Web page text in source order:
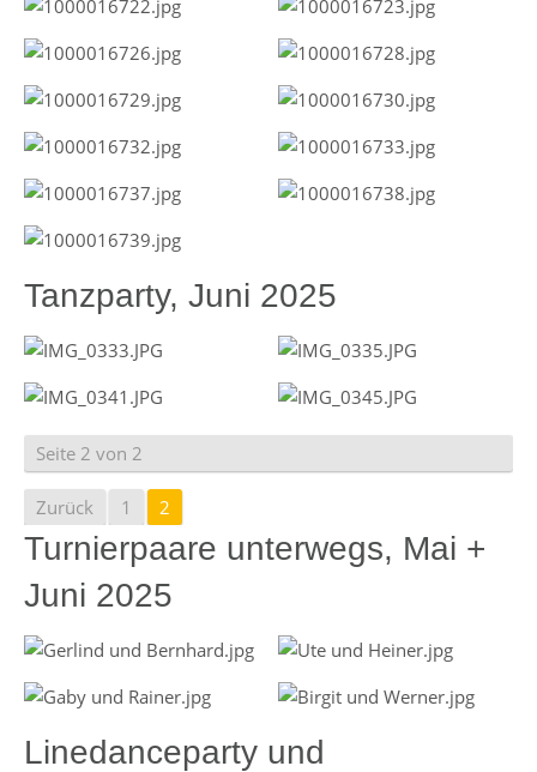
Tanzparty, Juni 2025
Seite 2 von 2
Zurück 1 2
Turnierpaare unterwegs, Mai +
Juni 2025
Linedanceparty und